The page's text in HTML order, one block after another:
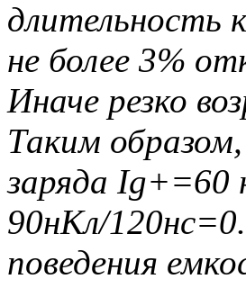
длительность
не более 3%
Иначе резко
Таким
заряда Ig+=60
90нКл/
поведения